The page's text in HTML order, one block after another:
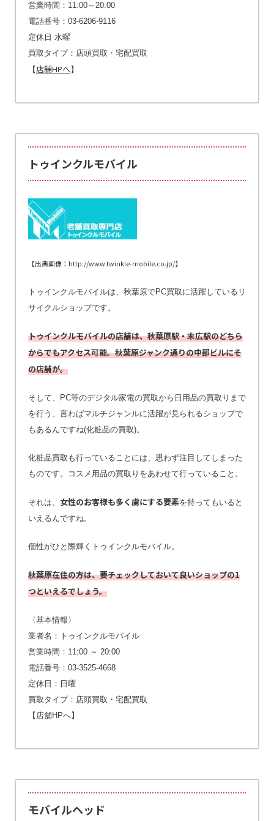
営業時間：11:00～20:00
電話番号：03-6206-9116
定休日 水曜
買取タイプ：店頭買取・宅配買取
【 店舗HPへ】
トゥインクルモバイル
【出典画像：http://www.twinkle-mobile.co.jp/】
トゥインクルモバイルは、秋葉原でPC買取に活躍しているリ
サイクルショップです。
トゥインクルモバイルの店舗は、秋葉原駅・末広駅のどちら
からでもアクセス可能。秋葉原ジャンク通りの中部ビルにそ
の店舗が。
そして、PC等のデジタル家電の買取から日用品の買取りまで
を行う、言わばマルチジャンルに活躍が見られるショップで
もあるんですね(化粧品の買取)。
化粧品買取も行っていることには、思わず注目してしまった
ものです。コスメ用品の買取りをあわせて行っていること。
それは、 女性のお客様も多く虜にする要素を持ってもいると
いえるんですね。
個性がひと際輝くトゥインクルモバイル。
秋葉原在住の方は、要チェックしておいて良いショップの1
つといえるでしょう。
〈基本情報〉
業者名：トゥインクルモバイル
営業時間：11:00 ～ 20:00
電話番号：03-3525-4668
定休日：日曜
買取タイプ：店頭買取・宅配買取
【店舗HPへ】
モバイルヘッド